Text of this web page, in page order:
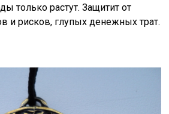
только растут. Защитит от
и рисков, глупых денежных трат.